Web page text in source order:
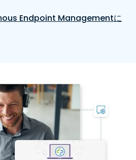
Endpoint Managementに